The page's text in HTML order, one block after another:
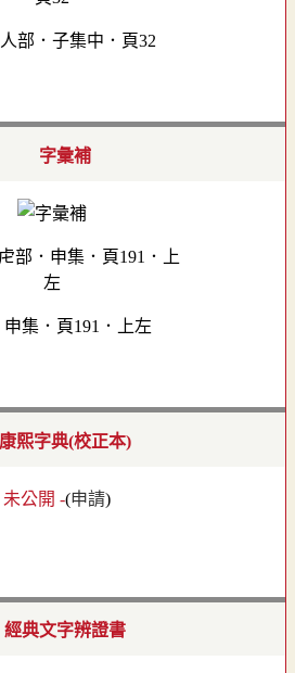
部．子集中．頁32
字彙補
申集．頁191．上左
康熙字典(校正本)
未公開 -(申請)
經典文字辨證書